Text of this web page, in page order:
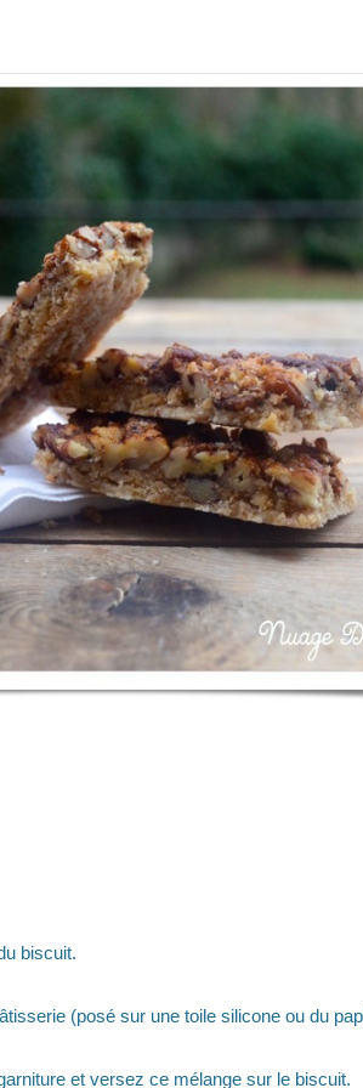
biscuit.
(posé sur une toile silicone ou du
et versez ce mélange sur le biscuit.